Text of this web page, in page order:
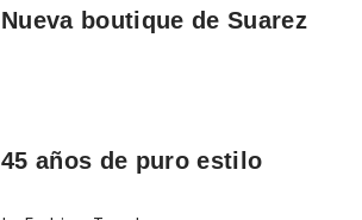
Nueva boutique de Suarez
45 años de puro estilo